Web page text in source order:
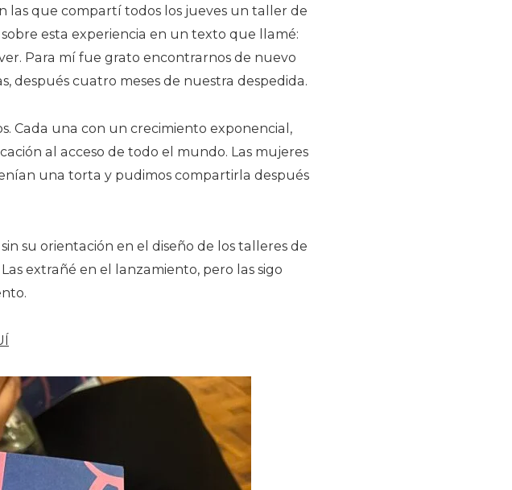
las que compartí todos los jueves un taller de
esta experiencia en un texto que llamé:
Para mí fue grato encontrarnos de nuevo
después cuatro meses de nuestra despedida.
Cada una con un crecimiento exponencial,
al acceso de todo el mundo. Las mujeres
una torta y pudimos compartirla después
su orientación en el diseño de los talleres de
extrañé en el lanzamiento, pero las sigo